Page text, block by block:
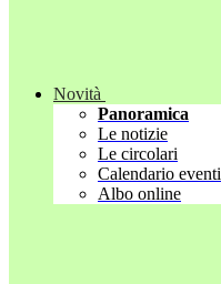
Novità
Panoramica
Le notizie
Le circolari
Calendario eventi
Albo online